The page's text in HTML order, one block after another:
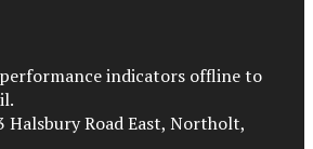
performance indicators offline to
Halsbury Road East, Northolt,